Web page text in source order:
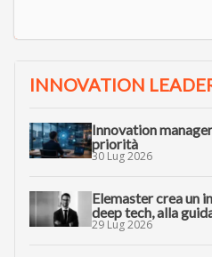
INNOVATION
Innovation manager
priorità
30 Lug 2026
Elemaster crea un
deep tech, alla
29 Lug 2026